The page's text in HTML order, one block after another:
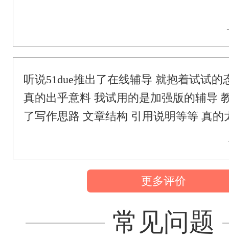
听说51due推出了在线辅导 就抱着试试的
真的出乎意料 我试用的是加强版的辅导
了写作思路 文章结构 引用说明等等 真的
更多评价
常见问题